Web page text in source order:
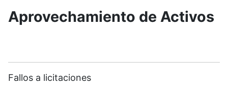
Aprovechamiento de Activos
Fallos a licitaciones